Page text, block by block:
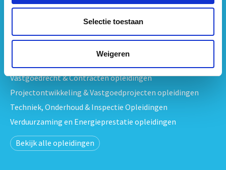
Selectie toestaan
Weigeren
Opleidingen per onderwerp
Vastgoedrecht & Contracten opleidingen
Projectontwikkeling & Vastgoedprojecten opleidingen
Techniek, Onderhoud & Inspectie Opleidingen
Verduurzaming en Energieprestatie opleidingen
Bekijk alle opleidingen